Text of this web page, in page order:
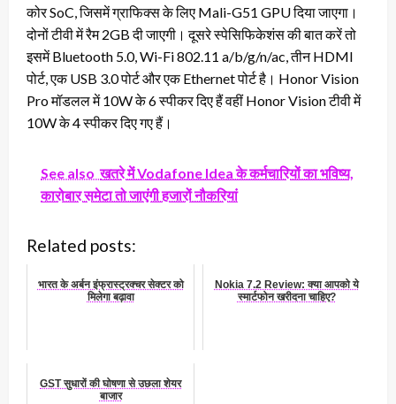
कोर SoC, जिसमें ग्राफिक्स के लिए Mali-G51 GPU दिया जाएगा।
दोनों टीवी में रैम 2GB दी जाएगी। दूसरे स्पेसिफिकेशंस की बात करें तो
इसमें Bluetooth 5.0, Wi-Fi 802.11 a/b/g/n/ac, तीन HDMI
पोर्ट, एक USB 3.0 पोर्ट और एक Ethernet पोर्ट है। Honor Vision
Pro मॉडलल में 10W के 6 स्पीकर दिए हैं वहीं Honor Vision टीवी में
10W के 4 स्पीकर दिए गए हैं।
See also खतरे में Vodafone Idea के कर्मचारियों का भविष्य,
कारोबार समेटा तो जाएंगी हजारों नौकरियां
Related posts:
भारत के अर्बन इंफ्रास्ट्रक्चर सेक्टर को
मिलेगा बढ़ावा
Nokia 7.2 Review: क्या आपको ये
स्मार्टफोन खरीदना चाहिए?
GST सुधारों की घोषणा से उछला शेयर
बाजार